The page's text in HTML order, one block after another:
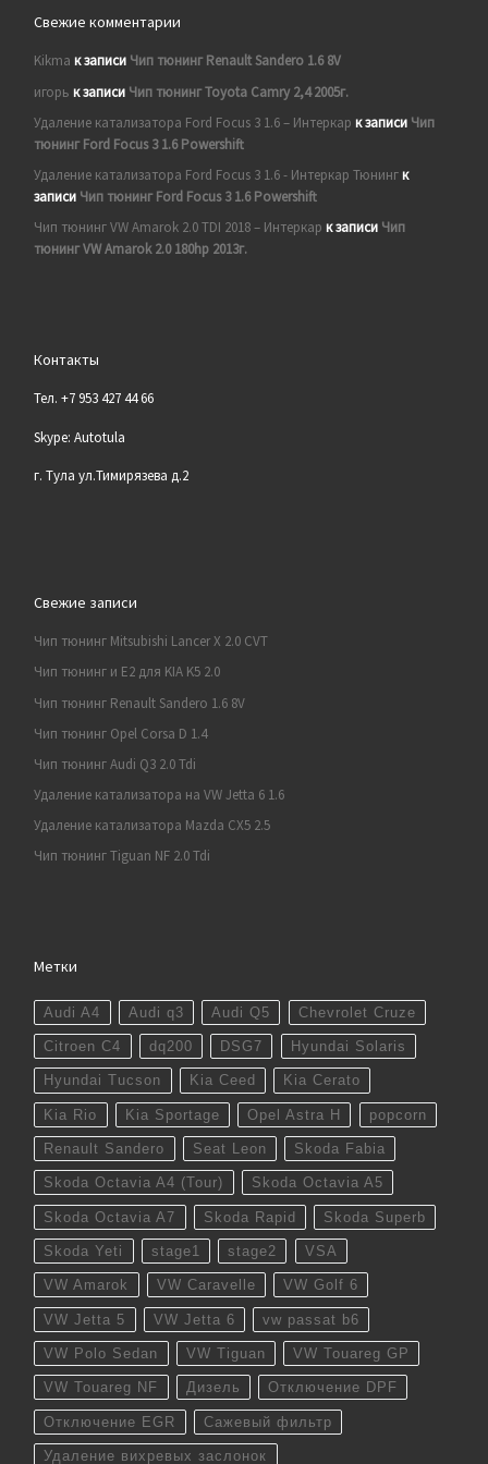
Свежие комментарии
Kikma к записи Чип тюнинг Renault Sandero 1.6 8V
игорь к записи Чип тюнинг Toyota Camry 2,4 2005г.
Удаление катализатора Ford Focus 3 1.6 – Интеркар к записи Чип
тюнинг Ford Focus 3 1.6 Powershift
Удаление катализатора Ford Focus 3 1.6 - Интеркар Тюнингк
записи Чип тюнинг Ford Focus 3 1.6 Powershift
Чип тюнинг VW Amarok 2.0 TDI 2018 – Интеркар к записи Чип
тюнинг VW Amarok 2.0 180hp 2013г.
Контакты
Тел. +7 953 427 44 66
Skype: Autotula
г. Тула ул.Тимирязева д.2
Свежие записи
Чип тюнинг Mitsubishi Lancer X 2.0 CVT
Чип тюнинг и E2 для KIA K5 2.0
Чип тюнинг Renault Sandero 1.6 8V
Чип тюнинг Opel Corsa D 1.4
Чип тюнинг Audi Q3 2.0 Tdi
Удаление катализатора на VW Jetta 6 1.6
Удаление катализатора Mazda CX5 2.5
Чип тюнинг Tiguan NF 2.0 Tdi
Метки
Audi A4 Audi q3 Audi Q5 Chevrolet Cruze
Citroen C4 dq200 DSG7 Hyundai Solaris
Hyundai Tucson Kia Ceed Kia Cerato
Kia Rio Kia Sportage Opel Astra H popcorn
Renault Sandero Seat Leon Skoda Fabia
Skoda Octavia A4 (Tour) Skoda Octavia A5
Skoda Octavia A7 Skoda Rapid Skoda Superb
Skoda Yeti stage1 stage2 VSA
VW Amarok VW Caravelle VW Golf 6
VW Jetta 5 VW Jetta 6 vw passat b6
VW Polo Sedan VW Tiguan VW Touareg GP
VW Touareg NF Дизель Отключение DPF
Отключение EGR Сажевый фильтр
Удаление вихревых заслонок